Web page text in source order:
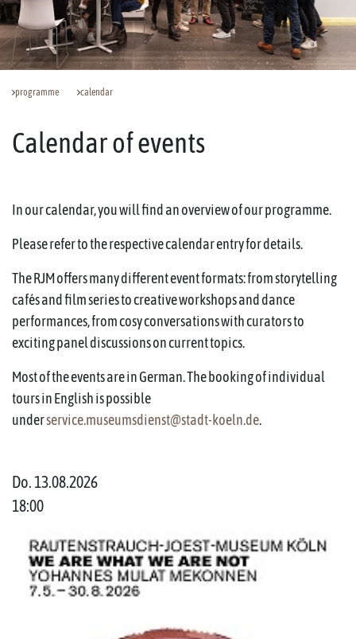
programme calendar
Calendar of events
In our calendar, you will find an overview of our programme.
Please refer to the respective calendar entry for details.
The RJM offers many different event formats: from storytelling
cafés and film series to creative workshops and dance
performances, from cosy conversations with curators to
exciting panel discussions on current topics.
Most of the events are in German. The booking of individual
tours in English is possible
underservice.museumsdienst@stadt-koeln.de.
Do. 13.08.2026
18:00